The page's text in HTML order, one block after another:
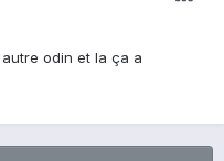
odin et la ça a